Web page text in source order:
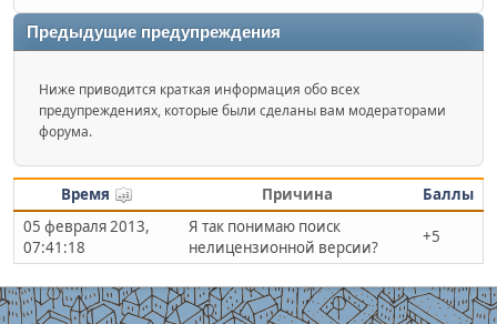
Предыдущие предупреждения
Ниже приводится краткая информация обо всех
предупреждениях, которые были сделаны вам модераторами
форума.
Время Причина
Баллы
05 февраля 2013,
07:41:18
Я так понимаю поиск
нелицензионной версии?
+5